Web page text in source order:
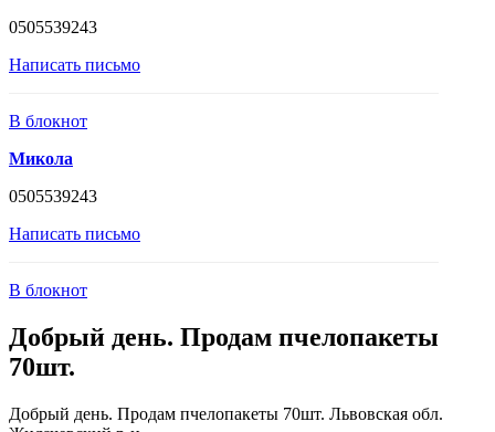
0505539243
Написать письмо
В блокнот
Микола
0505539243
Написать письмо
В блокнот
Добрый день. Продам пчелопакеты
70шт.
Добрый день. Продам пчелопакеты 70шт. Львовская обл.